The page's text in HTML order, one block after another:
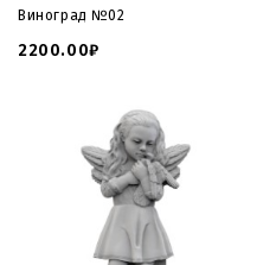
Виноград №02
2200.00₽